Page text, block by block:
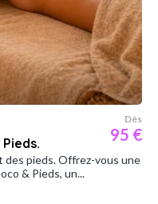
Pieds.
Dès
95 €
des pieds. Offrez-vous une
& Pieds, un...